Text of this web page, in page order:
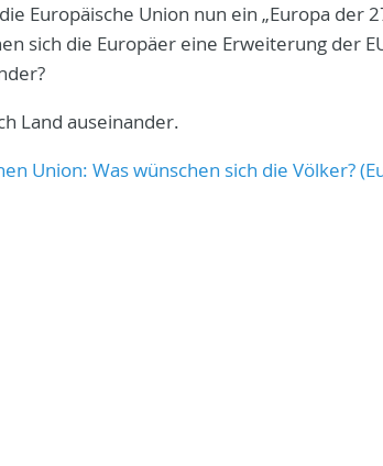
Europäische Union nun ein „Europa der
sich die Europäer eine Erweiterung der
Land auseinander.
Union: Was wünschen sich die Völker?